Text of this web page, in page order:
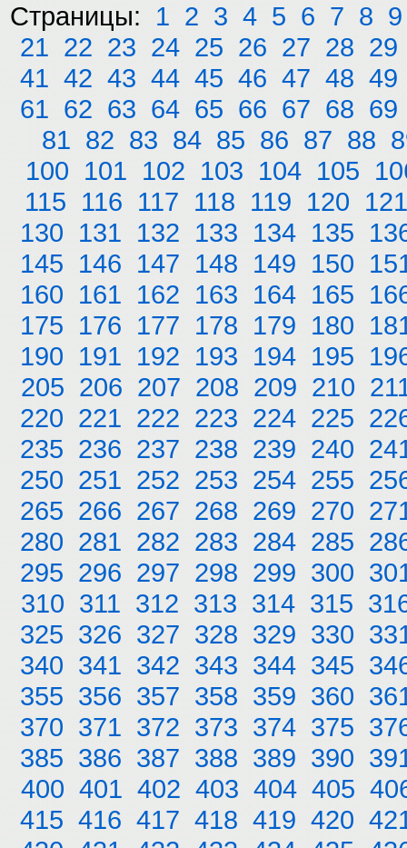
Страницы: 1 2 3 4 5 6 7 8 9
21 22 23 24 25 26 27 28 29
41 42 43 44 45 46 47 48 49
61 62 63 64 65 66 67 68 69
81 82 83 84 85 86 87 88
100 101 102 103 104 105
115 116 117 118 119 120 121
130 131 132 133 134 135
145 146 147 148 149 150
160 161 162 163 164 165
175 176 177 178 179 180
190 191 192 193 194 195
205 206 207 208 209 210
220 221 222 223 224 225
235 236 237 238 239 240
250 251 252 253 254 255
265 266 267 268 269 270
280 281 282 283 284 285
295 296 297 298 299 300
310 311 312 313 314 315
325 326 327 328 329 330
340 341 342 343 344 345
355 356 357 358 359 360
370 371 372 373 374 375
385 386 387 388 389 390
400 401 402 403 404 405
415 416 417 418 419 420